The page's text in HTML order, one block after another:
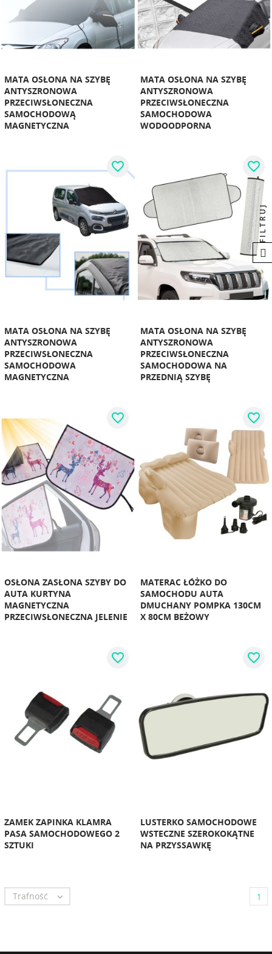
MATA OSŁONA NA SZYBĘ
ANTYSZRONOWA
PRZECIWSŁONECZNA
SAMOCHODOWĄ
MAGNETYCZNA
MATA OSŁONA NA SZYBĘ
ANTYSZRONOWA
PRZECIWSŁONECZNA
SAMOCHODOWA
WODOODPORNA
MATA OSŁONA NA SZYBĘ
ANTYSZRONOWA
PRZECIWSŁONECZNA
SAMOCHODOWA
MAGNETYCZNA
favorite_border
MATA OSŁONA NA SZYBĘ
ANTYSZRONOWA
PRZECIWSŁONECZNA
SAMOCHODOWA NA
PRZEDNIĄ SZYBĘ
favorite_border
OSŁONA ZASŁONA SZYBY DO
AUTA KURTYNA
MAGNETYCZNA
PRZECIWSŁONECZNA JELENIE
favorite_border
MATERAC ŁÓŻKO DO
SAMOCHODU AUTA
DMUCHANY POMPKA 130CM
X 80CM BEŻOWY
favorite_border
ZAMEK ZAPINKA KLAMRA
PASA SAMOCHODOWEGO 2
SZTUKI
favorite_border
LUSTERKO SAMOCHODOWE
WSTECZNE SZEROKOKĄTNE
NA PRZYSSAWKĘ
favorite_border
Trafność  1
FILTRUJ